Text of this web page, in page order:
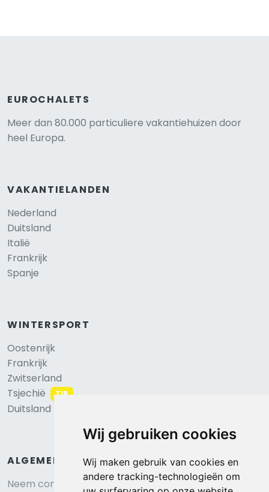
Wij gebruiken cookies
Wij maken gebruik van cookies en
andere tracking-technologieën om
EUROCHALETS
Meer dan 80.000 particuliere vakantiehuizen door
heel Europa.
VAKANTIELANDEN
Nederland
Duitsland
Italië
Frankrijk
Spanje
WINTERSPORT
Oostenrijk
Frankrijk
Zwitserland
Tsjechië
TIP
Duitsland
ALGEMEEN
Neem contact op